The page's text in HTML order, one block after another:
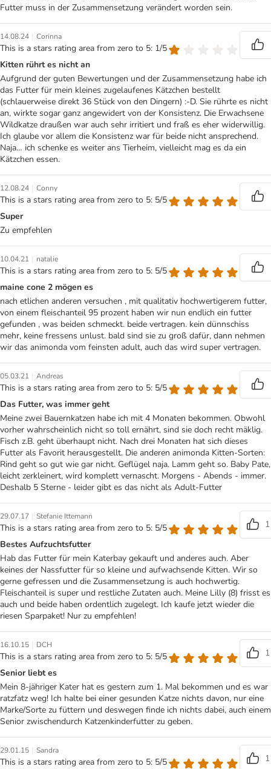
Futter muss in der Zusammensetzung verändert worden sein.
14.08.24 | Corinna
This is a stars rating area from zero to 5: 1/5
Kitten rührt es nicht an
Aufgrund der guten Bewertungen und der Zusammensetzung habe ich
das Futter für mein kleines zugelaufenes Kätzchen bestellt
(schlauerweise direkt 36 Stück von den Dingern) :-D. Sie rührte es nicht
an, wirkte sogar ganz angewidert von der Konsistenz. Die Erwachsene
Wildkatze draußen war auch sehr irritiert und fraß es eher widerwillig.
Ich glaube vor allem die Konsistenz war für beide nicht ansprechend.
Naja… ich schenke es weiter ans Tierheim, vielleicht mag es da ein
Kätzchen essen.
12.08.24 | Conny
This is a stars rating area from zero to 5: 5/5
Super
Zu empfehlen
10.04.21 | natalie
This is a stars rating area from zero to 5: 5/5
maine cone 2 mögen es
nach etlichen anderen versuchen , mit qualitativ hochwertigerem futter,
von einem fleischanteil 95 prozent haben wir nun endlich ein futter
gefunden , was beiden schmeckt. beide vertragen. kein dünnschiss
mehr, keine fressens unlust. bald sind sie zu groß dafür, dann nehmen
wir das animonda vom feinsten adult, auch das wird super vertragen.
05.03.21 | Andreas
This is a stars rating area from zero to 5: 5/5
Das Futter, was immer geht
Meine zwei Bauernkatzen habe ich mit 4 Monaten bekommen. Obwohl
vorher wahrscheinlich nicht so toll ernährt, sind sie doch recht mäklig.
Fisch z.B. geht überhaupt nicht. Nach drei Monaten hat sich dieses
Futter als Favorit herausgestellt. Die anderen animonda Kitten-Sorten:
Rind geht so gut wie gar nicht. Geflügel naja. Lamm geht so. Baby Pate,
leicht zerkleinert, wird komplett vernascht. Morgens - Abends - immer.
Deshalb 5 Sterne - leider gibt es das nicht als Adult-Futter
29.07.17 | Stefanie Ittemann
This is a stars rating area from zero to 5: 5/5
1
Bestes Aufzuchtsfutter
Hab das Futter für mein Katerbay gekauft und anderes auch. Aber
keines der Nassfutter für so kleine und aufwachsende Kitten. Wir so
gerne gefressen und die Zusammensetzung is auch hochwertig.
Fleischanteil is super und restliche Zutaten auch. Meine Lilly (8) frisst es
auch und beide haben ordentlich zugelegt. Ich kaufe jetzt wieder die
riesen Sparpaket! Nur zu empfehlen!
16.10.15 | DCH
This is a stars rating area from zero to 5: 5/5
1
Senior liebt es
Mein 8-jähriger Kater hat es gestern zum 1. Mal bekommen und es war
ratzfatz weg! Ich halte bei einer gesunden Katze nichts davon, nur eine
Marke/Sorte zu füttern und deswegen finde ich nichts dabei, auch einem
Senior zwischendurch Katzenkinderfutter zu geben.
29.01.15 | Sandra
This is a stars rating area from zero to 5: 5/5 1